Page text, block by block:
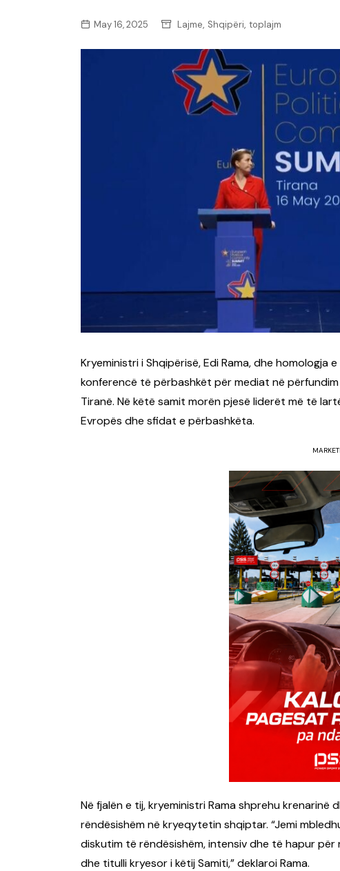
May 16, 2025 Lajme, Shqipëri, toplajm
Kryeministri i Shqipërisë, Edi Rama, dhe homologja
konferencë të përbashkët për mediat në
Tiranë. Në këtë samit morën pjesë liderët më të
Evropës dhe sfidat e përbashkëta.
Në fjalën e tij, kryeministri Rama shprehu
rëndësishëm në kryeqytetin shqiptar. “Jemi
diskutim të rëndësishëm, intensiv dhe të hapur
dhe titulli kryesor i këtij Samiti,” deklaroi Rama.